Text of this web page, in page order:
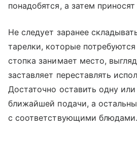
понадобятся, а затем
Не следует заранее
тарелки, которые
стопка занимает место,
заставляет переставлять
Достаточно оставить одну
ближайшей подачи, а
с соответствующими блюдами.